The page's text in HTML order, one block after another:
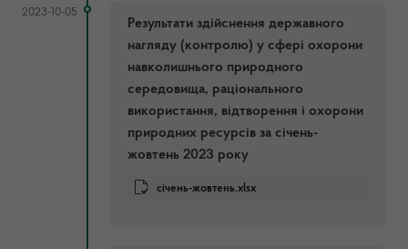
2023-10-05
Результати здійснення державного
нагляду (контролю) у сфері охорони
навколишнього природного
середовища, раціонального
використання, відтворення і охорони
природних ресурсів за січень-
жовтень 2023 року
січень-жовтень.xlsx